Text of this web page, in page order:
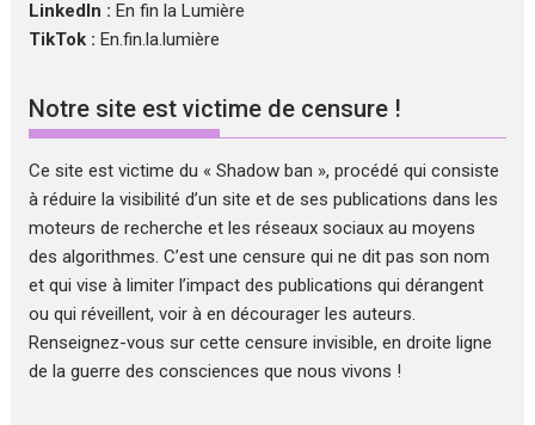
LinkedIn : En fin la Lumière
TikTok : En.fin.la.lumière
Notre site est victime de censure !
Ce site est victime du « Shadow ban », procédé qui consiste
à réduire la visibilité d’un site et de ses publications dans les
moteurs de recherche et les réseaux sociaux au moyens
des algorithmes. C’est une censure qui ne dit pas son nom
et qui vise à limiter l’impact des publications qui dérangent
ou qui réveillent, voir à en décourager les auteurs.
Renseignez-vous sur cette censure invisible, en droite ligne
de la guerre des consciences que nous vivons !